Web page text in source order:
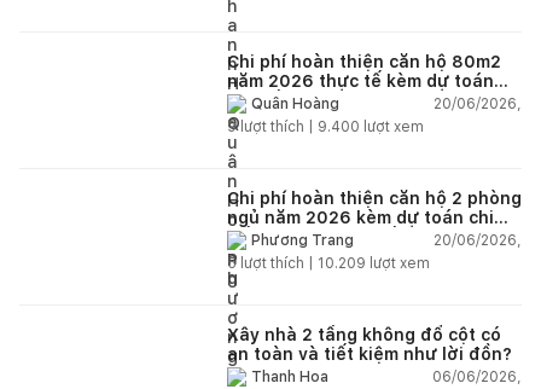
Chi phí hoàn thiện căn hộ 80m2
năm 2026 thực tế kèm dự toán
chi tiết từng hạng mục
Quân Hoàng
20/06/2026,
9lượt thích | 9.400 lượt xem
Chi phí hoàn thiện căn hộ 2 phòng
ngủ năm 2026 kèm dự toán chi
tiết và ví dụ thực tế
Phương Trang
20/06/2026,
5 lượt thích | 10.209 lượt xem
Xây nhà 2 tầng không đổ cột có
an toàn và tiết kiệm như lời đồn?
Thanh Hoa
06/06/2026,